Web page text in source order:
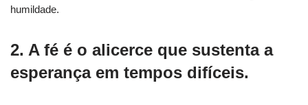
humildade.
2. A fé é o alicerce que sustenta a
esperança em tempos difíceis.